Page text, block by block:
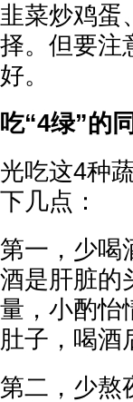
韭菜炒鸡蛋
择。但要注
好。
吃“4绿”的
光吃这4种
下几点：
第一，少喝
酒是肝脏的
量，小酌怡
肚子，喝酒
第二，少熬